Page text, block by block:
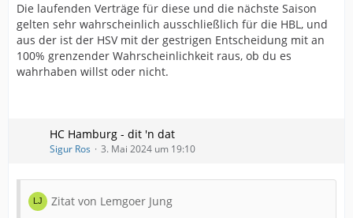
Die laufenden Verträge für diese und die nächste Saison
gelten sehr wahrscheinlich ausschließlich für die HBL, und
aus der ist der HSV mit der gestrigen Entscheidung mit an
100% grenzender Wahrscheinlichkeit raus, ob du es
wahrhaben willst oder nicht.
HC Hamburg - dit 'n dat
Sigur Ros 3. Mai 2024 um 19:10
Zitat von Lemgoer Jung